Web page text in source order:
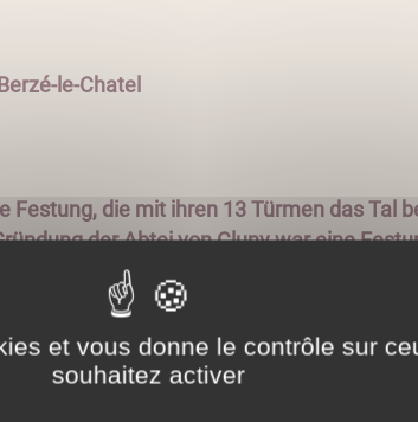
Chatel
Festung, die mit ihren 13 Türmen das Tal
der Abtei von Cluny war eine
991 in den klösterlichen Büchern
der Burgmauern galt sie in der Zeit Ludwig
Zeit verbirgt sich unter den
Solutré-Felsen und über das weite
et vous donne le contrôle sur
souhaitez activer